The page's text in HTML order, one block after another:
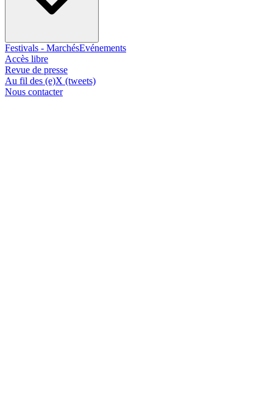
Festivals - MarchésEvénements
Accès libre
Revue de presse
Au fil des (e)X (tweets)
Nous contacter